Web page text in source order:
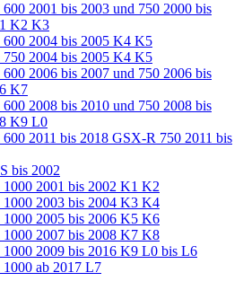
2001 bis 2003 und 750 2000 bis
K2 K3
2004 bis 2005 K4 K5
2004 bis 2005 K4 K5
2006 bis 2007 und 750 2006 bis
K7
2008 bis 2010 und 750 2008 bis
K9 L0
2011 bis 2018 GSX-R 750 2011 bis
bis 2002
2001 bis 2002 K1 K2
2003 bis 2004 K3 K4
2005 bis 2006 K5 K6
2007 bis 2008 K7 K8
2009 bis 2016 K9 L0 bis L6
ab 2017 L7